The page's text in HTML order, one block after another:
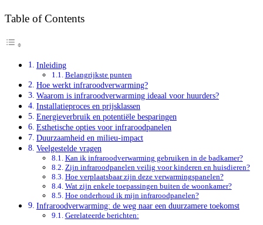
Table of Contents
Inleiding
Belangrijkste punten
Hoe werkt infraroodverwarming?
Waarom is infraroodverwarming ideaal voor huurders?
Installatieproces en prijsklassen
Energieverbruik en potentiële besparingen
Esthetische opties voor infraroodpanelen
Duurzaamheid en milieu-impact
Veelgestelde vragen
Kan ik infraroodverwarming gebruiken in de badkamer?
Zijn infraroodpanelen veilig voor kinderen en huisdieren?
Hoe verplaatsbaar zijn deze verwarmingspanelen?
Wat zijn enkele toepassingen buiten de woonkamer?
Hoe onderhoud ik mijn infraroodpanelen?
Infraroodverwarming: de weg naar een duurzamere toekomst
Gerelateerde berichten: